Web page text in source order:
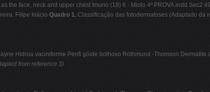
the face, neck and upper chest Imuno (18) 6 - Miolo 4ª PROVA.indd
Filipe Inácio Quadro 1. Classificação das fotodermatoses (Adaptado da
Hidroa vaciniforme Penfi góide bolhoso Rothmund -Thomson Dermatite
from reference 3)